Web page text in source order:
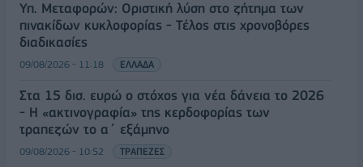
Υπ. Μεταφορών: Οριστική λύση στο ζήτημα των
πινακίδων κυκλοφορίας - Τέλος στις χρονοβόρες
διαδικασίες
09/08/2026 - 11:18 ΕΛΛΑΔΑ
Στα 15 δισ. ευρώ ο στόχος για νέα δάνεια το 2026
- Η «ακτινογραφία» της κερδοφορίας των
τραπεζών το α΄ εξάμηνο
09/08/2026 - 10:52 ΤΡΑΠΕΖΕΣ